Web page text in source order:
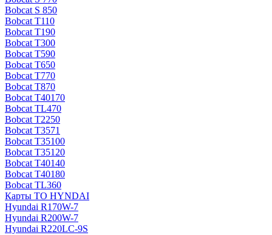
Bobcat S 850
Bobcat T110
Bobcat T190
Bobcat T300
Bobcat T590
Bobcat T650
Bobcat T770
Bobcat T870
Bobcat T40170
Bobcat TL470
Bobcat Т2250
Bobcat Т3571
Bobcat Т35100
Bobcat Т35120
Bobcat Т40140
Bobcat Т40180
Bobcat ТL360
Карты ТО HYNDAI
Hyundai R170W-7
Hyundai R200W-7
Hyundai R220LC-9S